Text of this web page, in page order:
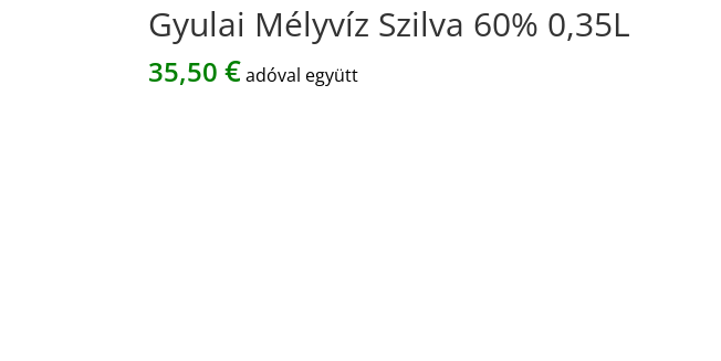
Gyulai Mélyvíz Szilva 60% 0,35L
35,50€ adóval együtt